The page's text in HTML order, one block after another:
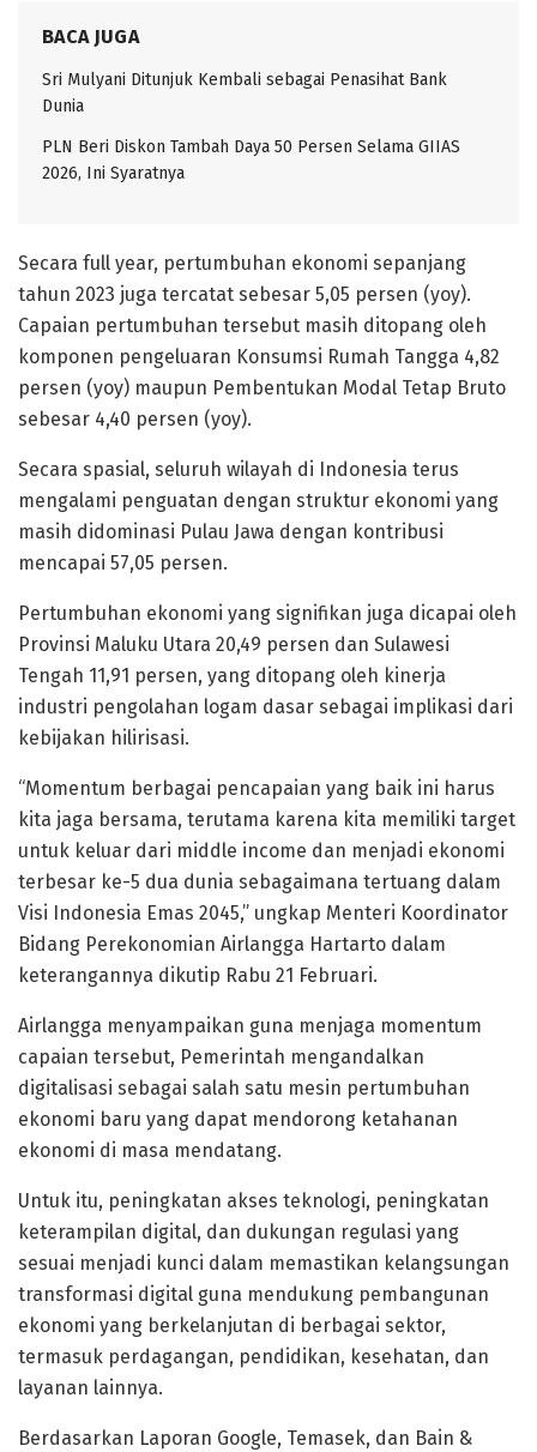
BACA JUGA
Sri Mulyani Ditunjuk Kembali sebagai Penasihat Bank
Dunia
PLN Beri Diskon Tambah Daya 50 Persen Selama GIIAS
2026, Ini Syaratnya
Secara full year, pertumbuhan ekonomi sepanjang
tahun 2023 juga tercatat sebesar 5,05 persen (yoy).
Capaian pertumbuhan tersebut masih ditopang oleh
komponen pengeluaran Konsumsi Rumah Tangga 4,82
persen (yoy) maupun Pembentukan Modal Tetap Bruto
sebesar 4,40 persen (yoy).
Secara spasial, seluruh wilayah di Indonesia terus
mengalami penguatan dengan struktur ekonomi yang
masih didominasi Pulau Jawa dengan kontribusi
mencapai 57,05 persen.
Pertumbuhan ekonomi yang signifikan juga dicapai oleh
Provinsi Maluku Utara 20,49 persen dan Sulawesi
Tengah 11,91 persen, yang ditopang oleh kinerja
industri pengolahan logam dasar sebagai implikasi dari
kebijakan hilirisasi.
“Momentum berbagai pencapaian yang baik ini harus
kita jaga bersama, terutama karena kita memiliki target
untuk keluar dari middle income dan menjadi ekonomi
terbesar ke-5 dua dunia sebagaimana tertuang dalam
Visi Indonesia Emas 2045,” ungkap Menteri Koordinator
Bidang Perekonomian Airlangga Hartarto dalam
keterangannya dikutip Rabu 21 Februari.
Airlangga menyampaikan guna menjaga momentum
capaian tersebut, Pemerintah mengandalkan
digitalisasi sebagai salah satu mesin pertumbuhan
ekonomi baru yang dapat mendorong ketahanan
ekonomi di masa mendatang.
Untuk itu, peningkatan akses teknologi, peningkatan
keterampilan digital, dan dukungan regulasi yang
sesuai menjadi kunci dalam memastikan kelangsungan
transformasi digital guna mendukung pembangunan
ekonomi yang berkelanjutan di berbagai sektor,
termasuk perdagangan, pendidikan, kesehatan, dan
layanan lainnya.
Berdasarkan Laporan Google, Temasek, dan Bain &